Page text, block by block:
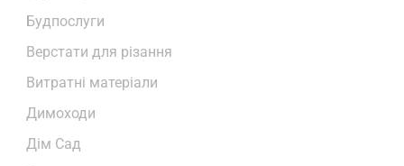
Будпослуги
Верстати для різання
Витратні матеріали
Димоходи
Дім Сад